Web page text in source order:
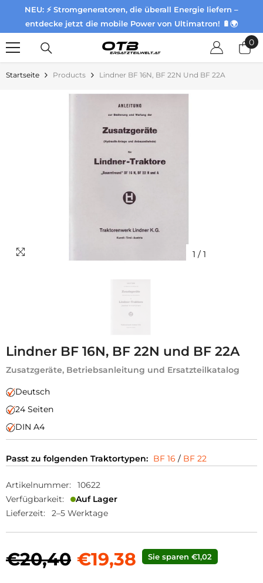
Zum Inhalt springen
NEU: ⚡ Stromgeneratoren, die überall Energie liefern –
entdecke jetzt die mobile Power von Ultimatron! 🔋🌍
0
0
Startseite Products Lindner BF 16N, BF 22N Und BF 22A
1 / 1
Lindner BF 16N, BF 22N und BF 22A
Zusatzgeräte, Betriebsanleitung und Ersatzteilkatalog
Deutsch
24 Seiten
DIN A4
Passt zu folgenden Traktortypen: BF 16 / BF 22
Artikelnummer:
10622
Verfügbarkeit:
Auf Lager
Lieferzeit:
2–5 Werktage
€20,40 €19,38 Sie sparen €1,02